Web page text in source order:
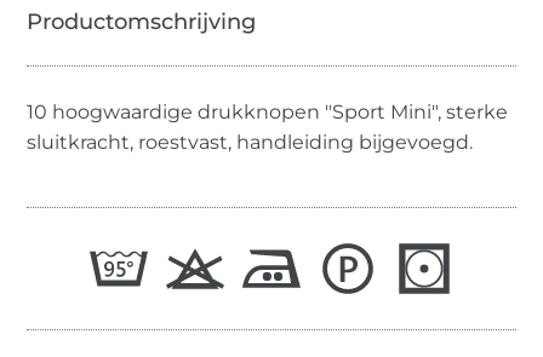
10 hoogwaardige drukknopen "Sport Mini", sterke
sluitkracht, roestvast, handleiding bijgevoegd.